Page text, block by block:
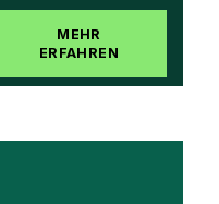
MEHR
ERFAHREN